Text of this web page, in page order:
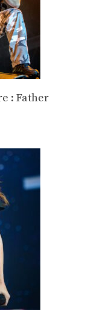
: Father